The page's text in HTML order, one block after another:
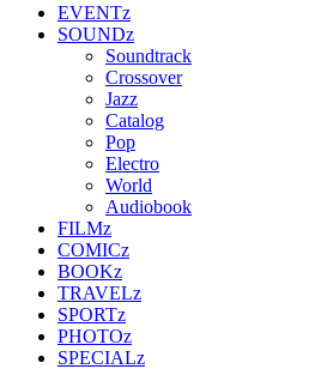
EVENTz
SOUNDz
Soundtrack
Crossover
Jazz
Catalog
Pop
Electro
World
Audiobook
FILMz
COMICz
BOOKz
TRAVELz
SPORTz
PHOTOz
SPECIALz